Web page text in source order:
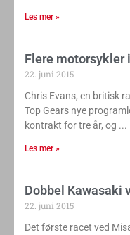
Les mer »
Flere motorsykler
22. juni 2015
Chris Evans, en britisk
Top Gears nye
kontrakt for tre år, og
Les mer »
Dobbel Kawasaki
22. juni 2015
Det første racet ved